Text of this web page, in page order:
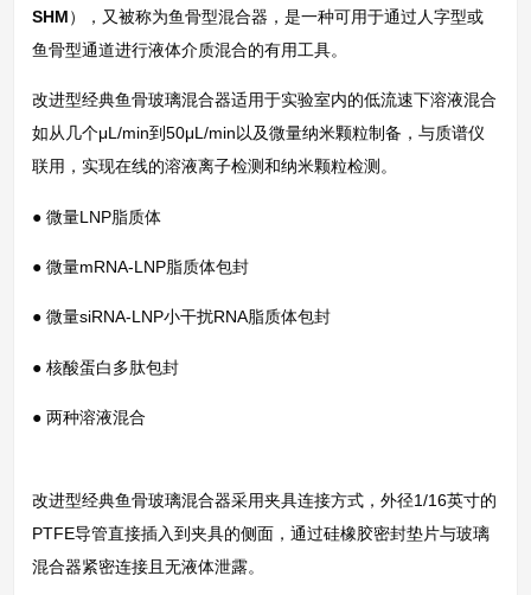
SHM），又被称为鱼骨型混合器，是一种可用于通过人字型或
鱼骨型通道进行液体介质混合的有用工具。
改进型经典鱼骨玻璃混合器适用于实验室内的低流速下溶液混合
如从几个μL/min到50μL/min以及微量纳米颗粒制备，与质谱仪
联用，实现在线的溶液离子检测和纳米颗粒检测。
● 微量LNP脂质体
● 微量mRNA-LNP脂质体包封
● 微量siRNA-LNP小干扰RNA脂质体包封
● 核酸蛋白多肽包封
● 两种溶液混合
改进型经典鱼骨玻璃混合器采用夹具连接方式，外径1/16英寸的
PTFE导管直接插入到夹具的侧面，通过硅橡胶密封垫片与玻璃
混合器紧密连接且无液体泄露。